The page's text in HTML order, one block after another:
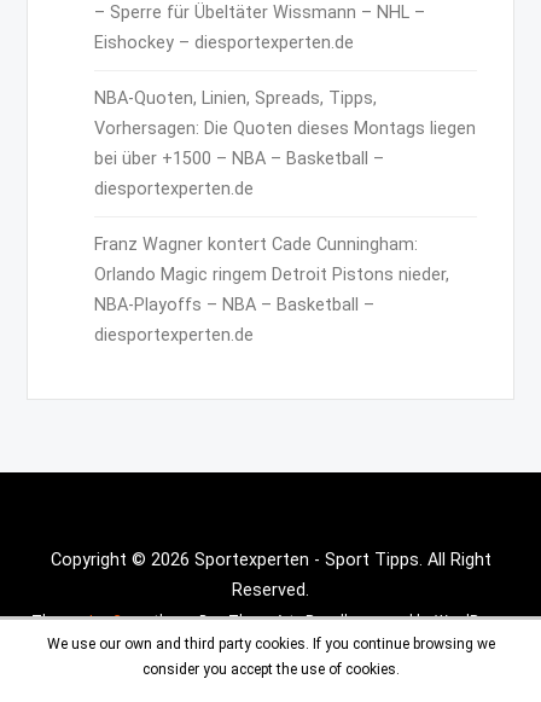
– Sperre für Übeltäter Wissmann – NHL –
Eishockey – diesportexperten.de
NBA-Quoten, Linien, Spreads, Tipps,
Vorhersagen: Die Quoten dieses Montags liegen
bei über +1500 – NBA – Basketball –
diesportexperten.de
Franz Wagner kontert Cade Cunningham:
Orlando Magic ringem Detroit Pistons nieder,
NBA-Playoffs – NBA – Basketball –
diesportexperten.de
Copyright © 2026 Sportexperten - Sport Tipps. All Right
Reserved.
Theme :Inx Gametheme By aThemeArt - Proudly powered by WordPress.
We use our own and third party cookies. If you continue browsing we
consider you accept the use of cookies.